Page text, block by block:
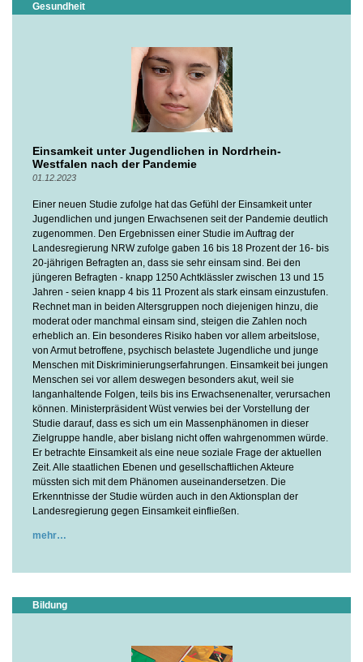
Gesundheit
Einsamkeit unter Jugendlichen in Nordrhein-
Westfalen nach der Pandemie
01.12.2023
Einer neuen Studie zufolge hat das Gefühl der Einsamkeit unter
Jugendlichen und jungen Erwachsenen seit der Pandemie deutlich
zugenommen. Den Ergebnissen einer Studie im Auftrag der
Landesregierung NRW zufolge gaben 16 bis 18 Prozent der 16- bis
20-jährigen Befragten an, dass sie sehr einsam sind. Bei den
jüngeren Befragten - knapp 1250 Achtklässler zwischen 13 und 15
Jahren - seien knapp 4 bis 11 Prozent als stark einsam einzustufen.
Rechnet man in beiden Altersgruppen noch diejenigen hinzu, die
moderat oder manchmal einsam sind, steigen die Zahlen noch
erheblich an. Ein besonderes Risiko haben vor allem arbeitslose,
von Armut betroffene, psychisch belastete Jugendliche und junge
Menschen mit Diskriminierungserfahrungen. Einsamkeit bei jungen
Menschen sei vor allem deswegen besonders akut, weil sie
langanhaltende Folgen, teils bis ins Erwachsenenalter, verursachen
können. Ministerpräsident Wüst verwies bei der Vorstellung der
Studie darauf, dass es sich um ein Massenphänomen in dieser
Zielgruppe handle, aber bislang nicht offen wahrgenommen würde.
Er betrachte Einsamkeit als eine neue soziale Frage der aktuellen
Zeit. Alle staatlichen Ebenen und gesellschaftlichen Akteure
müssten sich mit dem Phänomen auseinandersetzen. Die
Erkenntnisse der Studie würden auch in den Aktionsplan der
Landesregierung gegen Einsamkeit einfließen.
mehr
Bildung